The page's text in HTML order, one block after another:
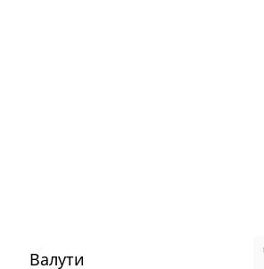
Валути